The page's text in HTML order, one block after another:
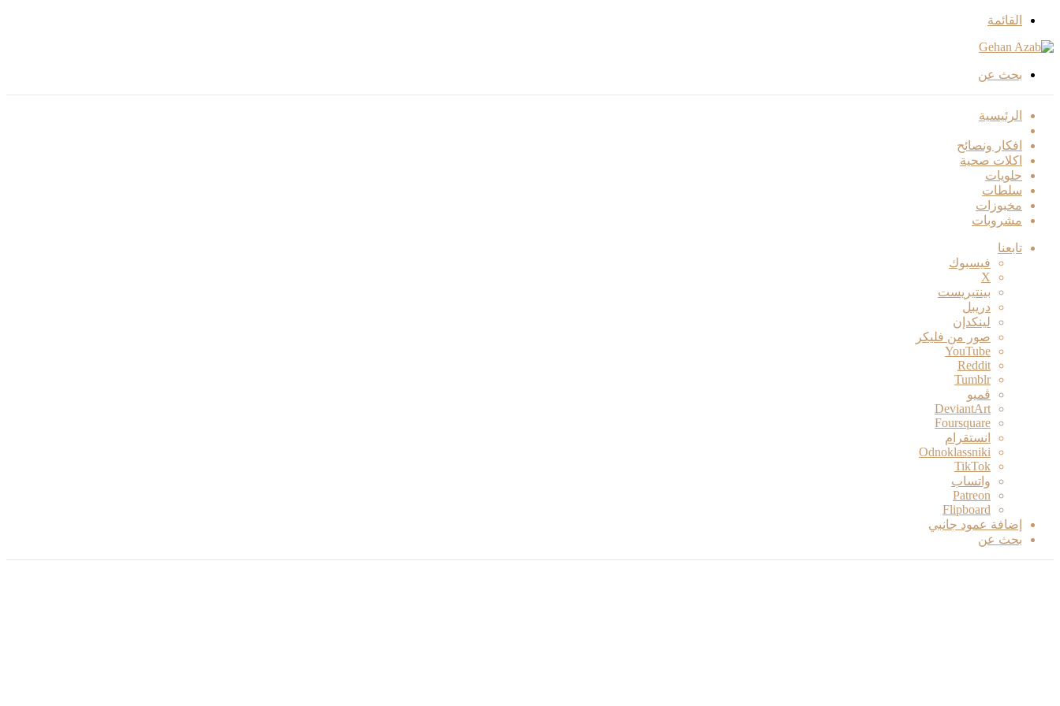
القائمة
بحث عن
الرئيسية
افكار ونصائح
اكلات صحية
حلويات
سلطات
مخبوزات
مشروبات
تابعنا
فيسبوك
‫X
بينتيريست
دريبل
لينكدإن
صور من فليكر
‫YouTube
ڤميو
انستقرام
Odnoklassniki
‫TikTok
واتساب
‫Patreon
Flipboard
إضافة عمود جانبي
بحث عن